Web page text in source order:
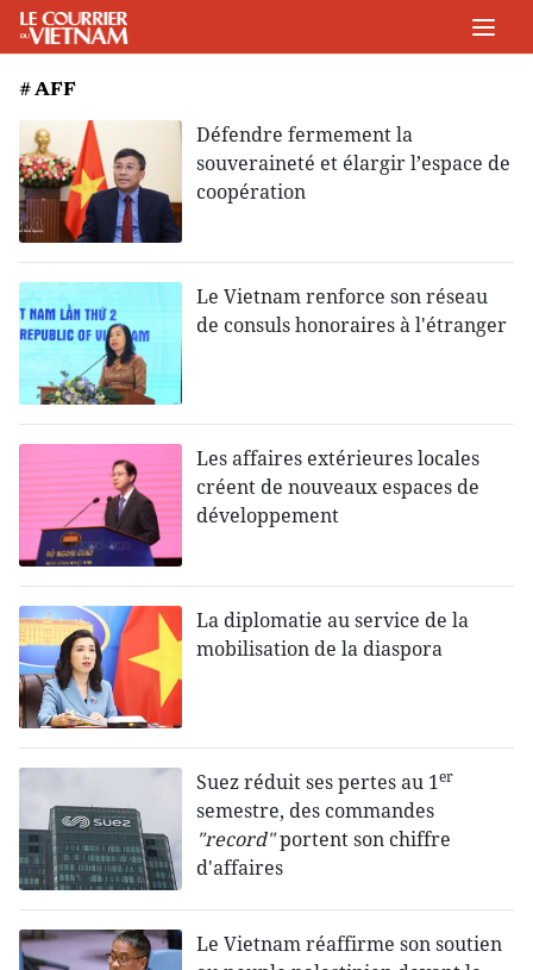
# AFF
Défendre fermement la
souveraineté et élargir l’espace de
coopération
Le Vietnam renforce son réseau
de consuls honoraires à l'étranger
Les affaires extérieures locales
créent de nouveaux espaces de
développement
La diplomatie au service de la
mobilisation de la diaspora
Suez réduit ses pertes au 1er
semestre, des commandes
"record"portent son chiffre
d'affaires
Le Vietnam réaffirme son soutien